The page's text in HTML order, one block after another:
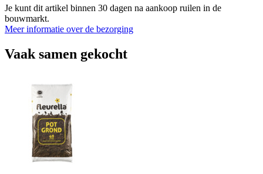
Je kunt dit artikel binnen 30 dagen na aankoop ruilen in de
bouwmarkt.
Meer informatie over de bezorging
Vaak samen gekocht